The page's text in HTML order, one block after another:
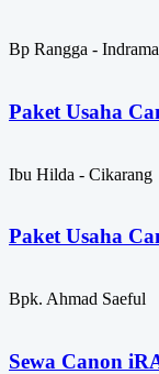
Bp Rangga -
Paket Usaha
Ibu Hilda - Cikarang
Paket Usaha
Bpk. Ahmad Saeful
Sewa Canon